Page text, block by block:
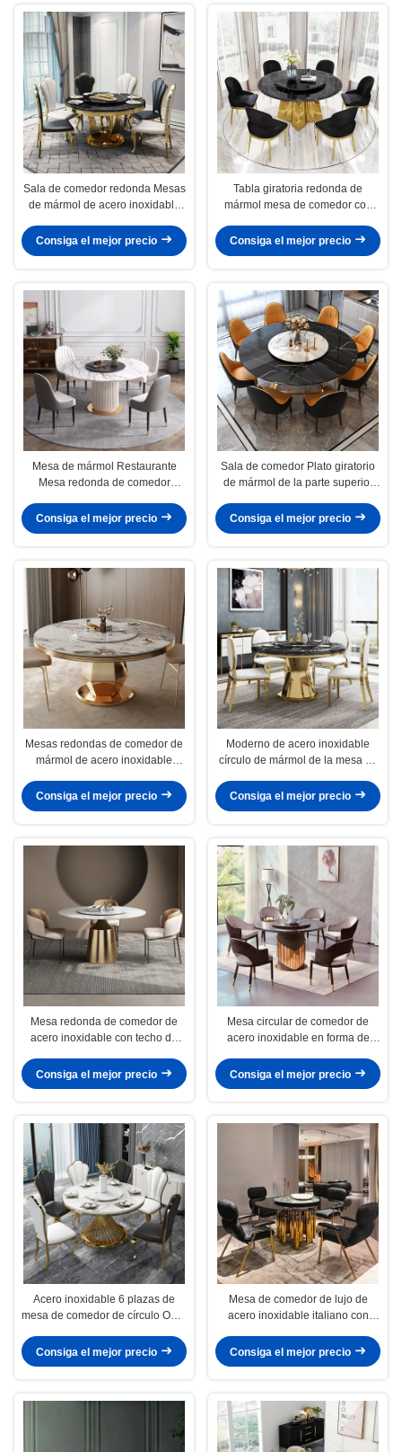
Sala de comedor redonda Mesas
de mármol de acero inoxidable
Consiga el mejor precio
Tabla giratoria redonda de
mármol mesa de comedor con
Consiga el mejor precio
Mesa de mármol Restaurante
Mesa redonda de comedor
Consiga el mejor precio
Sala de comedor Plato giratorio
de mármol de la parte superior
pulida
Consiga el mejor precio
Mesas redondas de comedor de
mármol de acero inoxidable
Consiga el mejor precio
Moderno de acero inoxidable
círculo de mármol de la mesa de
Consiga el mejor precio
Mesa redonda de comedor de
acero inoxidable con techo de
Consiga el mejor precio
Mesa circular de comedor de
acero inoxidable en forma de
Consiga el mejor precio
Acero inoxidable 6 plazas de
mesa de comedor de círculo OEM
Consiga el mejor precio
Mesa de comedor de lujo de
acero inoxidable italiano con
Consiga el mejor precio